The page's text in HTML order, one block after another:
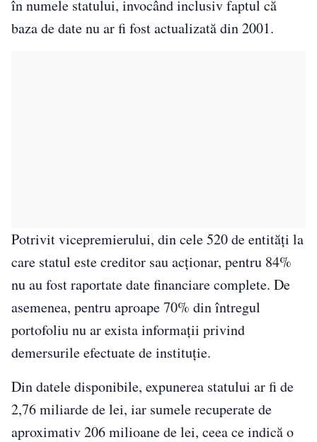
în numele statului, invocând inclusiv faptul că
baza de date nu ar fi fost actualizată din 2001.
Potrivit vicepremierului, din cele 520 de entități la
care statul este creditor sau acționar, pentru 84%
nu au fost raportate date financiare complete. De
asemenea, pentru aproape 70% din întregul
portofoliu nu ar exista informații privind
demersurile efectuate de instituție.
Din datele disponibile, expunerea statului ar fi de
2,76 miliarde de lei, iar sumele recuperate de
aproximativ 206 milioane de lei, ceea ce indică o